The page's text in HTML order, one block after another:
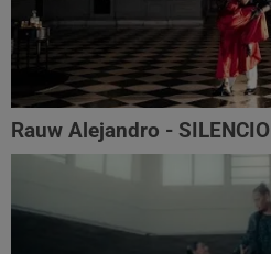
Rauw Alejandro - SILENCIO